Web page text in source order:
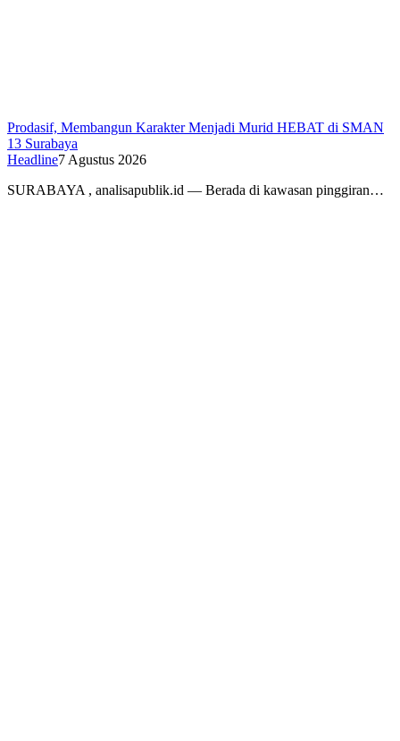
Prodasif, Membangun Karakter Menjadi Murid HEBAT di SMAN
13 Surabaya
Headline7 Agustus 2026
SURABAYA , analisapublik.id — Berada di kawasan pinggiran…